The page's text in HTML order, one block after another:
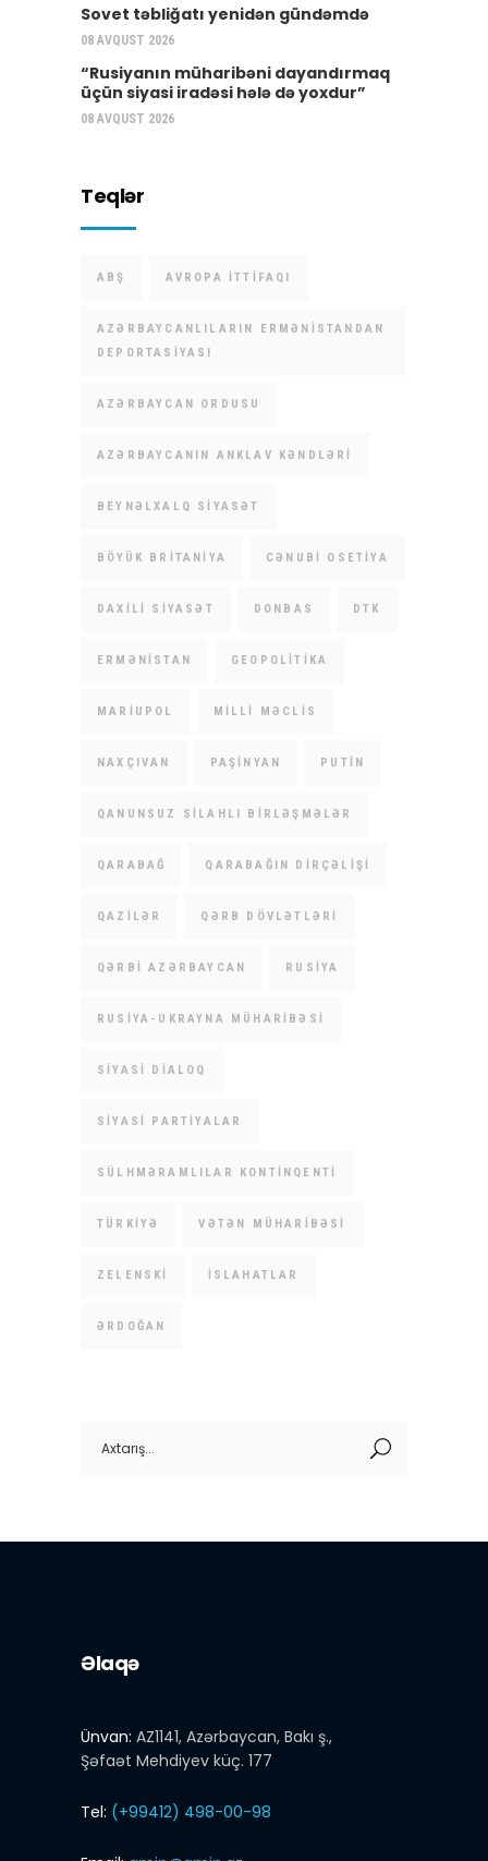
Sovet təbliğatı yenidən gündəmdə
08 AVQUST 2026
“Rusiyanın müharibəni dayandırmaq
üçün siyasi iradəsi hələ də yoxdur”
08 AVQUST 2026
Teqlər
ABŞ AVROPA İTTIFAQI
AZƏRBAYCANLILARIN ERMƏNISTANDAN
DEPORTASIYASI
AZƏRBAYCAN ORDUSU
AZƏRBAYCANIN ANKLAV KƏNDLƏRI
BEYNƏLXALQ SIYASƏT
BÖYÜK BRITANIYA CƏNUBI OSETIYA
DAXILI SIYASƏT DONBAS DTK
ERMƏNISTAN GEOPOLITIKA
MARIUPOL MILLI MƏCLIS
NAXÇIVAN PAŞINYAN PUTIN
QANUNSUZ SILAHLI BIRLƏŞMƏLƏR
QARABAĞ QARABAĞIN DIRÇƏLIŞI
QAZILƏR QƏRB DÖVLƏTLƏRI
QƏRBI AZƏRBAYCAN RUSIYA
RUSIYA-UKRAYNA MÜHARIBƏSI
SIYASI DIALOQ
SIYASI PARTIYALAR
SÜLHMƏRAMLILAR KONTINQENTI
TÜRKIYƏ VƏTƏN MÜHARIBƏSI
ZELENSKI İSLAHATLAR
ƏRDOĞAN
for:
Əlaqə
Ünvan: AZ1141, Azərbaycan, Bakı ş.,
Şəfaət Mehdiyev küç. 177
Tel: (+99412) 498-00-98